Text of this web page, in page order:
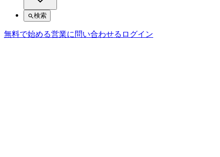
検索
無料で始める営業に問い合わせる ログイン